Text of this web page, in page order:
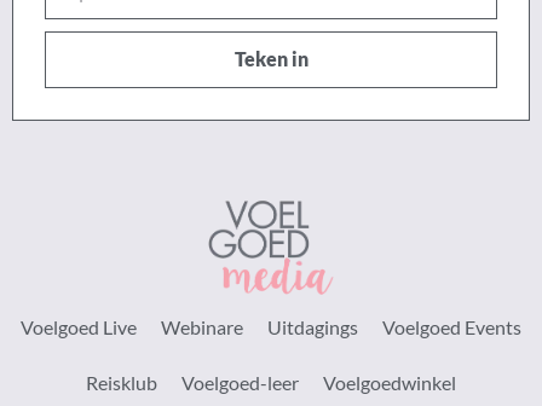
posadres
Teken in
Voelgoed Live Webinare Uitdagings Voelgoed Events
Reisklub Voelgoed-leer Voelgoedwinkel